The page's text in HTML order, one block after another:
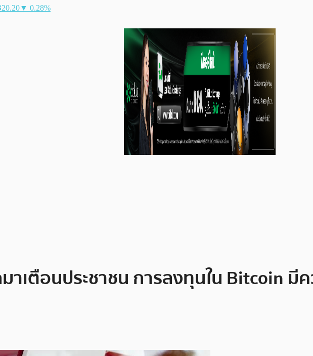
▼ 0.28%
เตือนประชาชน การลงทุนใน Bitcoin มี